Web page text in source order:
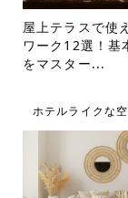
屋上テラスで使
ワーク12選！基
をマスター...
ホテルライクな